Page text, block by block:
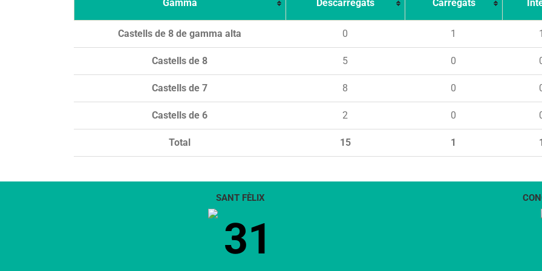
Gamma Descarregats Carregats
Total 15 1
Castells de 8 de gamma alta 0 1
Castells de 8 5 0
Castells de 7 8 0
Castells de 6 2 0
SANT FÈLIX
31